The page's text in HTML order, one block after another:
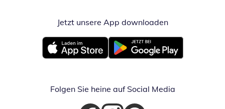
Jetzt unsere App downloadenÖffnet in
Öffnet in neuem FensterÖffnet in neuem Fenster
Folgen Sie heine auf Social Media